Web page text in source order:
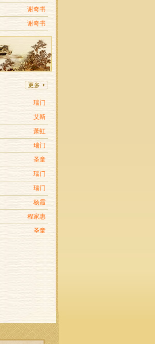
谢奇书
谢奇书
瑞门
艾斯
萧虹
瑞门
圣童
瑞门
瑞门
杨霞
程家惠
圣童